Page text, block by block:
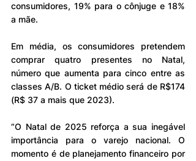
consumidores, 19% para o cônjuge e 18%
a mãe.
Em média, os consumidores pretendem
comprar quatro presentes no Natal,
número que aumenta para cinco entre as
classes A/B. O ticket médio será de R$174
(R$ 37 a mais que 2023).
“O Natal de 2025 reforça a sua inegável
importância para o varejo nacional. O
momento é de planejamento financeiro por